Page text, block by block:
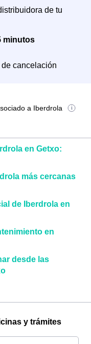
de tu
minutos
cancelación
a Iberdrola
en Getxo:
más cercanas
de Iberdrola en
en
desde las
y trámites